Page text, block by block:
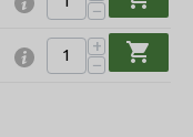
−
+
−
shopping_cart